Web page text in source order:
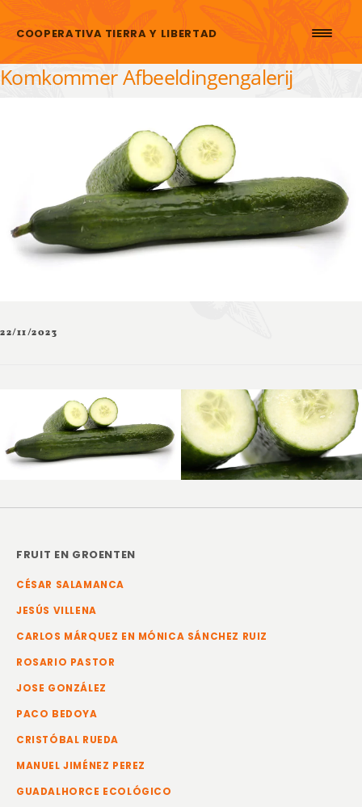
COOPERATIVA TIERRA Y LIBERTAD
Komkommer Afbeeldingengalerij
22/11/2023
FRUIT EN GROENTEN
CÉSAR SALAMANCA
JESÚS VILLENA
CARLOS MÁRQUEZ EN MÓNICA SÁNCHEZ RUIZ
ROSARIO PASTOR
JOSE GONZÁLEZ
PACO BEDOYA
CRISTÓBAL RUEDA
MANUEL JIMÉNEZ PEREZ
GUADALHORCE ECOLÓGICO